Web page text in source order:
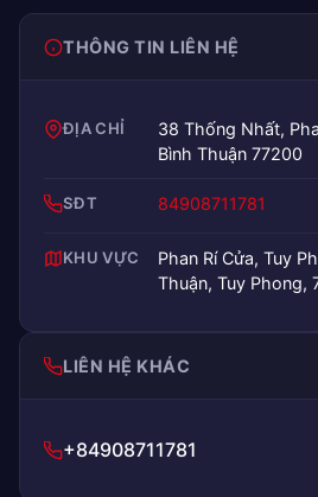
THÔNG TIN LIÊN HỆ
ĐỊA CHỈ
38 Thống Nhất,
Bình Thuận 77200
SĐT 84908711781
KHU VỰC
Phan Rí Cửa, Tuy
Thuận, Tuy Phong,
LIÊN HỆ KHÁC
+84908711781